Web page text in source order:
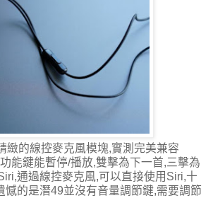
緻的線控麥克風模塊,實測完美兼容
能鍵能暫停/播放,雙擊為下一首,三擊為
通過線控麥克風,可以直接使用Siri,十
憾的是潛49並沒有音量調節鍵,需要調節